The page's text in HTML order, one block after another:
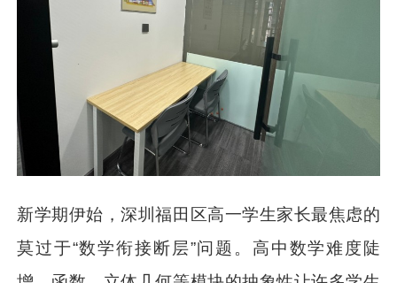
新学期伊始，深圳福田区高一学生家长最焦虑的
莫过于“数学衔接断层”问题。高中数学难度陡